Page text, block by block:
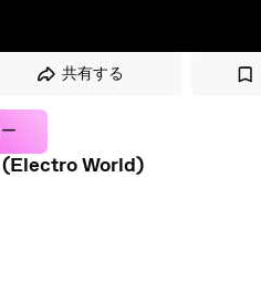
共有する
World)